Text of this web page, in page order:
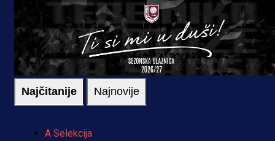
Najčitanije Najnovije
A Selekcija